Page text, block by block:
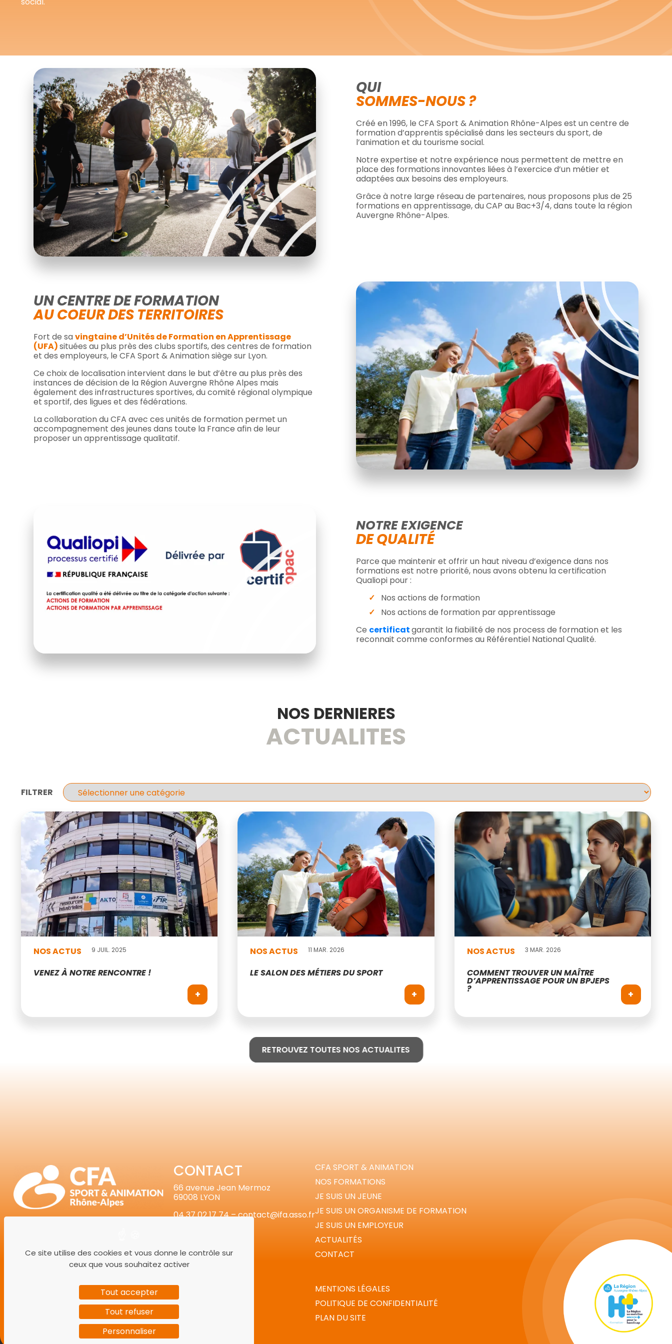
QUI
SOMMES-NOUS ?
Créé en 1996, le CFA Sport & Animation Rhône-Alpes est un centre de
formation d’apprentis spécialisé dans les secteurs du sport, de
l’animation et du tourisme social.
Notre expertise et notre expérience nous permettent de mettre en
place des formations innovantes liées à l’exercice d’un métier et
adaptées aux besoins des employeurs.
Grâce à notre large réseau de partenaires, nous proposons plus de 25
formations en apprentissage, du CAP au Bac+3/4, dans toute la région
Auvergne Rhône-Alpes.
UN CENTRE DE FORMATION
AU COEUR DES TERRITOIRES
Fort de savingtaine d’Unités de Formation en Apprentissage
(UFA)situées au plus près des clubs sportifs, des centres de formation
et des employeurs, le CFA Sport & Animation siège sur Lyon.
Ce choix de localisation intervient dans le but d’être au plus près des
instances de décision de la Région Auvergne Rhône Alpes mais
également des infrastructures sportives, du comité régional olympique
et sportif, des ligues et des fédérations.
La collaboration du CFA avec ces unités de formation permet un
accompagnement des jeunes dans toute la France afin de leur
proposer un apprentissage qualitatif.
NOTRE EXIGENCE
DE QUALITÉ
Parce que maintenir et offrir un haut niveau d’exigence dans nos
formations est notre priorité, nous avons obtenu la certification
Qualiopi pour :
Nos actions de formation
Nos actions de formation par apprentissage
Ce certificatgarantit la fiabilité de nos process de formation et les
reconnait comme conformes au Référentiel National Qualité.
NOS DERNIERES
ACTUALITES
FILTRER
NOS ACTUS 9 JUIL. 2025
VENEZ À NOTRE RENCONTRE !
+
NOS ACTUS 11 MAR. 2026
LE SALON DES MÉTIERS DU SPORT
+
NOS ACTUS 3 MAR. 2026
COMMENT TROUVER UN MAÎTRE
D’APPRENTISSAGE POUR UN BPJEPS
? +
RETROUVEZ TOUTES NOS ACTUALITES
CONTACT
66 avenue Jean Mermoz
69008 LYON
04 37 02 17 74 –contact@ifa.asso.fr
Facebook
CFA SPORT & ANIMATION
NOS FORMATIONS
JE SUIS UN JEUNE
JE SUIS UN ORGANISME DE FORMATION
JE SUIS UN EMPLOYEUR
ACTUALITÉS
CONTACT
MENTIONS LÉGALES
POLITIQUE DE CONFIDENTIALITÉ
PLAN DU SITE
Ce site utilise des cookies et vous donne le contrôle sur
ceux que vous souhaitez activer
Tout accepter
Tout refuser
Personnaliser